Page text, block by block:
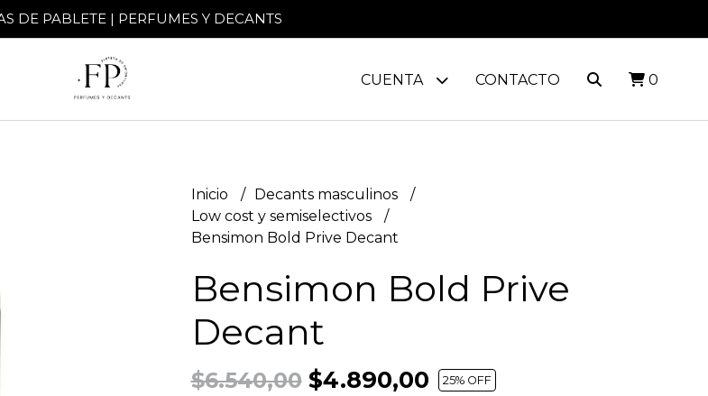
DE PABLETE | PERFUMES Y DECANTS
CUENTA CONTACTO 0
Inicio
Decants masculinos
Low cost y semiselectivos
Bensimon Bold Prive Decant
Bensimon Bold Prive
Decant
$6.540,00$4.890,00 25% OFF